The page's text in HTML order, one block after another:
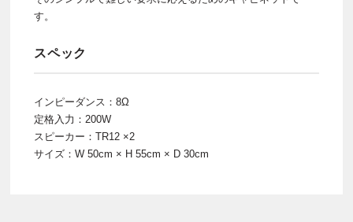
す。
スペック
インピーダンス：8Ω
定格入力：200W
スピーカー：TR12 ×2
サイズ：W 50cm × H 55cm × D 30cm